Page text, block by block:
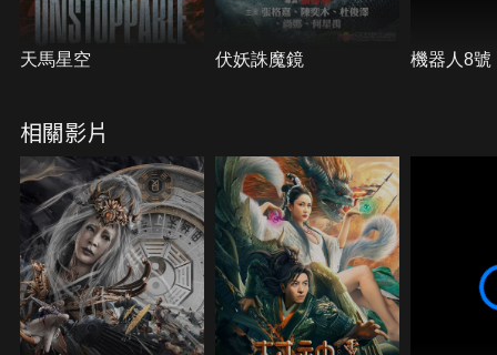
天馬星空 伏妖誅魔鏡 機器人8號
相關影片